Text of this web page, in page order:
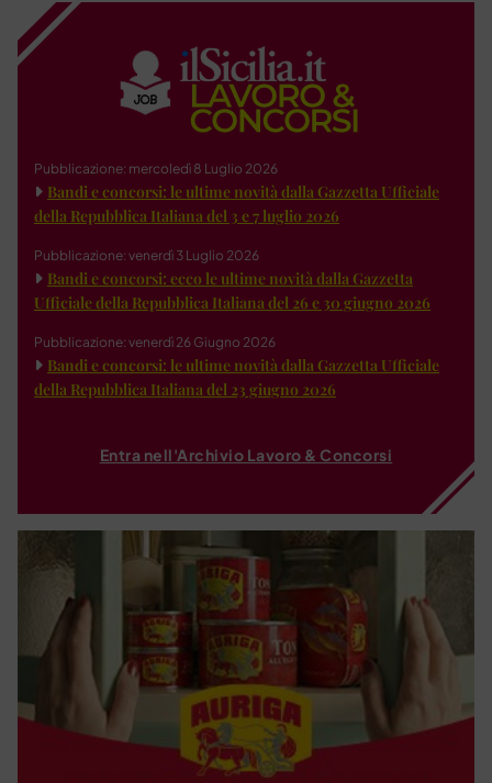
Pubblicazione: mercoledì 8 Luglio 2026
Bandi e concorsi: le ultime novità dalla Gazzetta Ufficiale
della Repubblica Italiana del 3 e 7 luglio 2026
Pubblicazione: venerdì 3 Luglio 2026
Bandi e concorsi: ecco le ultime novità dalla Gazzetta
Ufficiale della Repubblica Italiana del 26 e 30 giugno 2026
Pubblicazione: venerdì 26 Giugno 2026
Bandi e concorsi: le ultime novità dalla Gazzetta Ufficiale
della Repubblica Italiana del 23 giugno 2026
Entra nell'Archivio Lavoro & Concorsi